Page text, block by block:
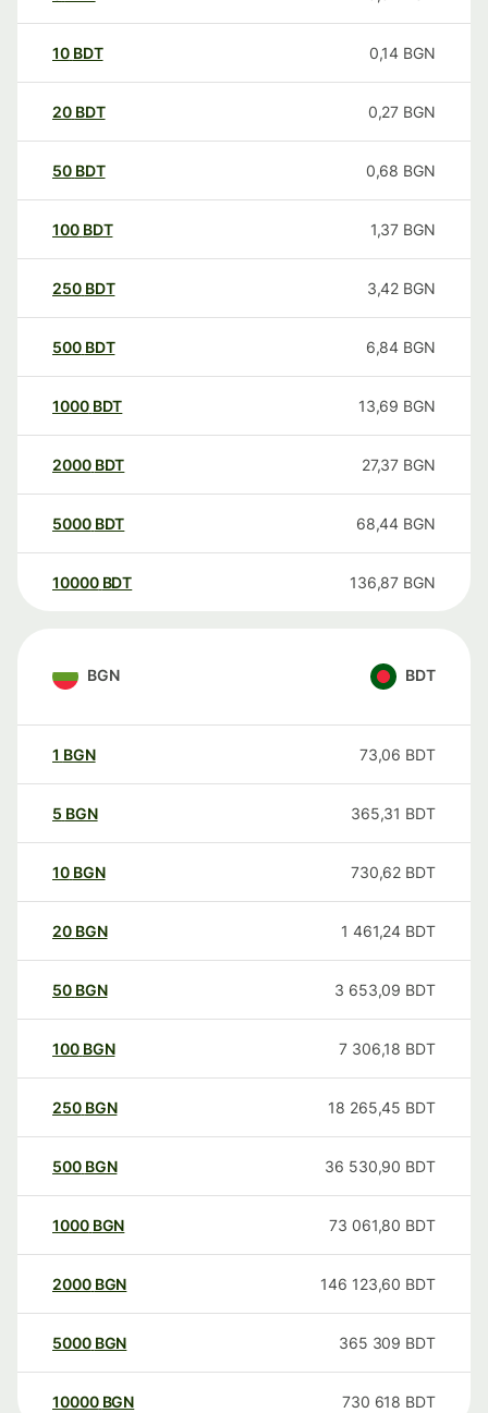
10 BDT 0,14 BGN
20 BDT 0,27 BGN
50 BDT 0,68 BGN
100 BDT 1,37 BGN
250 BDT 3,42 BGN
500 BDT 6,84 BGN
1000 BDT 13,69 BGN
2000 BDT 27,37 BGN
5000 BDT 68,44 BGN
10000 BDT 136,87 BGN
BGN BDT
1 BGN 73,06 BDT
5 BGN 365,31 BDT
10 BGN 730,62 BDT
20 BGN 1 461,24 BDT
50 BGN 3 653,09 BDT
100 BGN 7 306,18 BDT
250 BGN 18 265,45 BDT
500 BGN 36 530,90 BDT
1000 BGN 73 061,80 BDT
2000 BGN 146 123,60 BDT
5000 BGN 365 309 BDT
10000 BGN 730 618 BDT